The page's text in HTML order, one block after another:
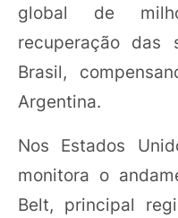
global de
recuperação
Brasil,
Argentina.
Nos Estados
monitora o
Belt, principal